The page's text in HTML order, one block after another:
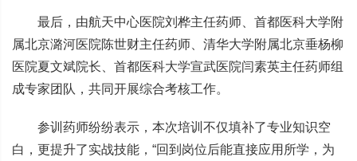
最后，由航天中心医院刘桦主任药师、首都医科大学附
属北京潞河医院陈世财主任药师、清华大学附属北京垂杨柳
医院夏文斌院长、首都医科大学宣武医院闫素英主任药师组
成专家团队，共同开展综合考核工作。
参训药师纷纷表示，本次培训不仅填补了专业知识空
白，更提升了实战技能，“回到岗位后能直接应用所学，为